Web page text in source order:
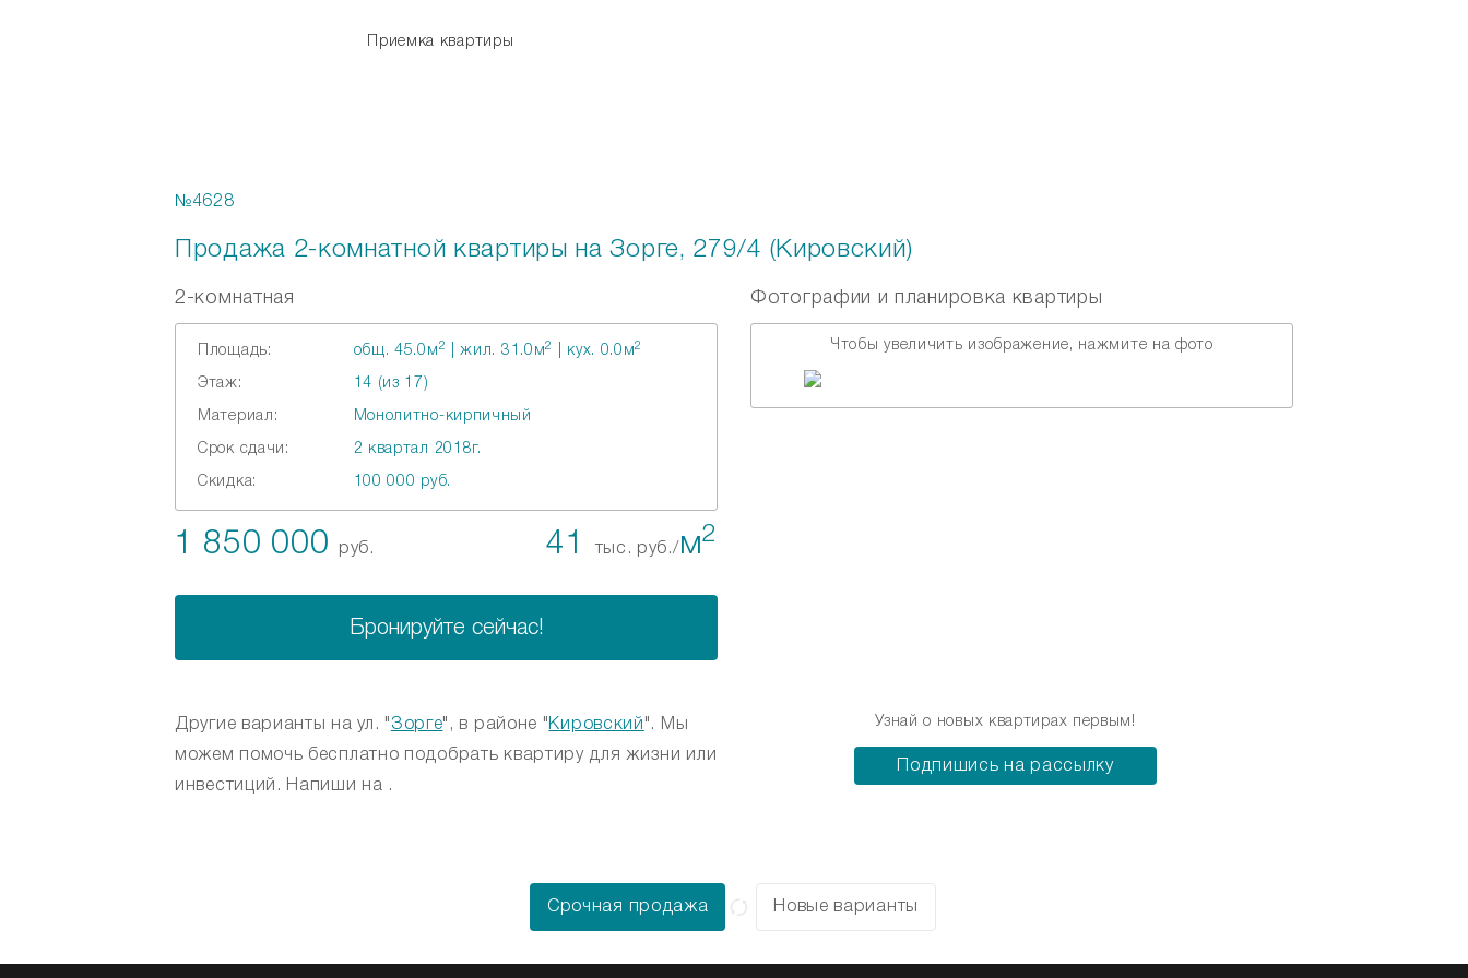
Приемка квартиры
№4628
Продажа 2-комнатной квартиры на Зорге, 279/4 (Кировский)
2-комнатная
Площадь: общ. 45.0м 2 | жил. 31.0м2 | кух. 0.0м2
Этаж: 14 (из 17)
Материал: Монолитно-кирпичный
Срок сдачи: 2 квартал 2018г.
Скидка: 100 000 руб.
41 тыс. руб./м2
1 850 000 руб.
Бронируйте сейчас!
Другие варианты на ул. " Зорге", в районе " Кировский ". Мы
можем помочь бесплатно подобрать квартиру для жизни или
инвестиций. Напиши на .
Фотографии и планировка квартиры
Чтобы увеличить изображение, нажмите на фото
Срочная продажа Новые варианты
Узнай о новых квартирах первым!
Подпишись на рассылку